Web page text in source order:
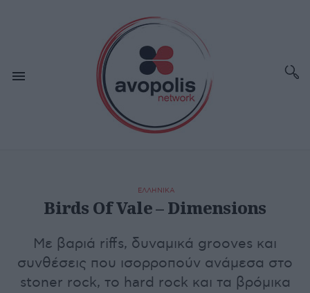
ΕΛΛΗΝΙΚΑ
Birds Of Vale – Dimensions
Με βαριά riffs, δυναμικά grooves και
συνθέσεις που ισορροπούν ανάμεσα στο
stoner rock, το hard rock και τα βρόμικα